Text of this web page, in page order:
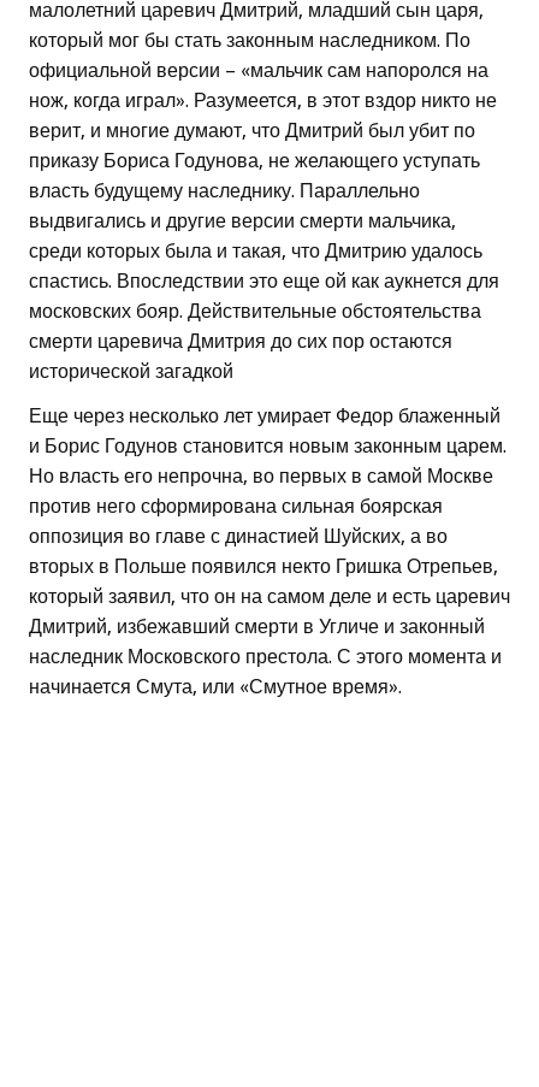
малолетний царевич Дмитрий, младший сын царя,
который мог бы стать законным наследником. По
официальной версии – «мальчик сам напоролся на
нож, когда играл». Разумеется, в этот вздор никто не
верит, и многие думают, что Дмитрий был убит по
приказу Бориса Годунова, не желающего уступать
власть будущему наследнику. Параллельно
выдвигались и другие версии смерти мальчика,
среди которых была и такая, что Дмитрию удалось
спастись. Впоследствии это еще ой как аукнется для
московских бояр. Действительные обстоятельства
смерти царевича Дмитрия до сих пор остаются
исторической загадкой
Еще через несколько лет умирает Федор блаженный
и Борис Годунов становится новым законным царем.
Но власть его непрочна, во первых в самой Москве
против него сформирована сильная боярская
оппозиция во главе с династией Шуйских, а во
вторых в Польше появился некто Гришка Отрепьев,
который заявил, что он на самом деле и есть царевич
Дмитрий, избежавший смерти в Угличе и законный
наследник Московского престола. С этого момента и
начинается Смута, или «Смутное время».